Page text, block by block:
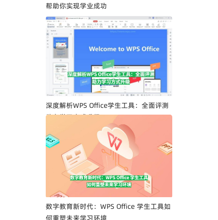
帮助你实现学业成功
深度解析WPS Office学生工具：全面评测
助力学习方式升级
数字教育新时代：WPS Office 学生工具如